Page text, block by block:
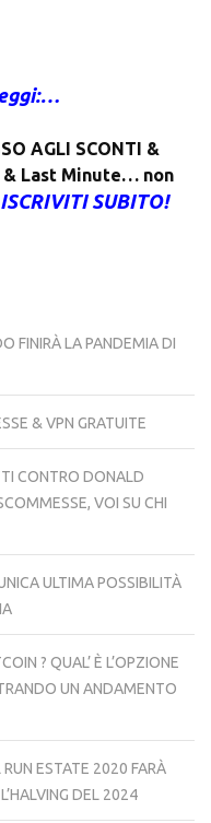
AGLI SCONTI &
Last Minute… non
ISCRIVITI SUBITO!
FINIRÀ LA PANDEMIA DI
& VPN GRATUITE
CONTRO DONALD
VOI SU CHI
ULTIMA POSSIBILITÀ
? QUAL’ È L’OPZIONE
UN ANDAMENTO
ESTATE 2020 FARÀ
DEL 2024